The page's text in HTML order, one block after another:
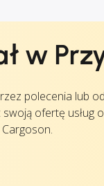
w
polecenia lub
ofertę usług